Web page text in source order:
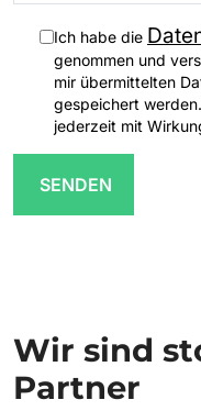
Ich habe die
genommen und
mir übermittelten
gespeichert
jederzeit mit
SENDEN
Wir sind
Partner